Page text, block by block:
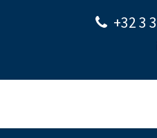
+32 3